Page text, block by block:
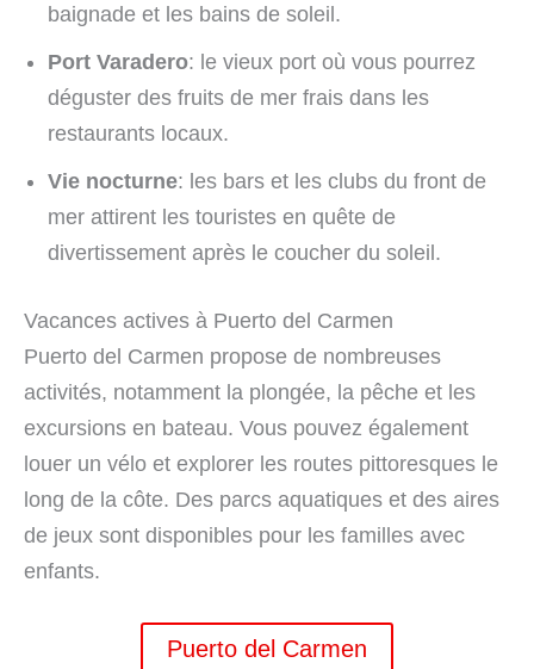
baignade et les bains de soleil.
Port Varadero: le vieux port où vous pourrez
déguster des fruits de mer frais dans les
restaurants locaux.
Vie nocturne: les bars et les clubs du front de
mer attirent les touristes en quête de
divertissement après le coucher du soleil.
Vacances actives à Puerto del Carmen
Puerto del Carmen propose de nombreuses
activités, notamment la plongée, la pêche et les
excursions en bateau. Vous pouvez également
louer un vélo et explorer les routes pittoresques le
long de la côte. Des parcs aquatiques et des aires
de jeux sont disponibles pour les familles avec
enfants.
Puerto del Carmen